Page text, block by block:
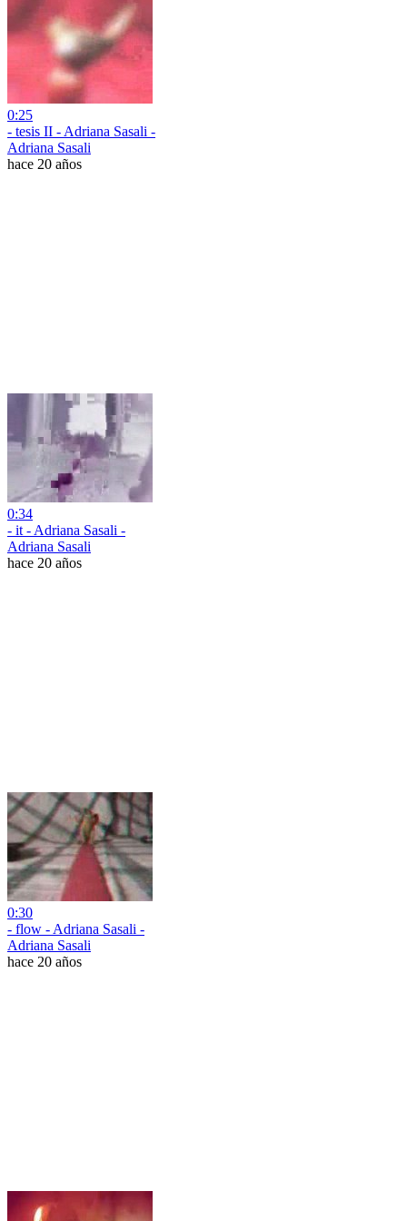
0:25
- tesis II - Adriana Sasali -
Adriana Sasali
hace 20 años
0:34
- it - Adriana Sasali -
Adriana Sasali
hace 20 años
0:30
- flow - Adriana Sasali -
Adriana Sasali
hace 20 años